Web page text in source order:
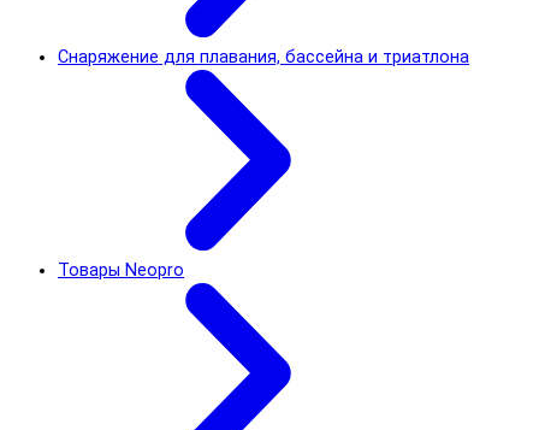
Снаряжение для плавания, бассейна и триатлона
Товары Neopro